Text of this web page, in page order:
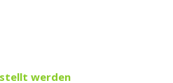
werden